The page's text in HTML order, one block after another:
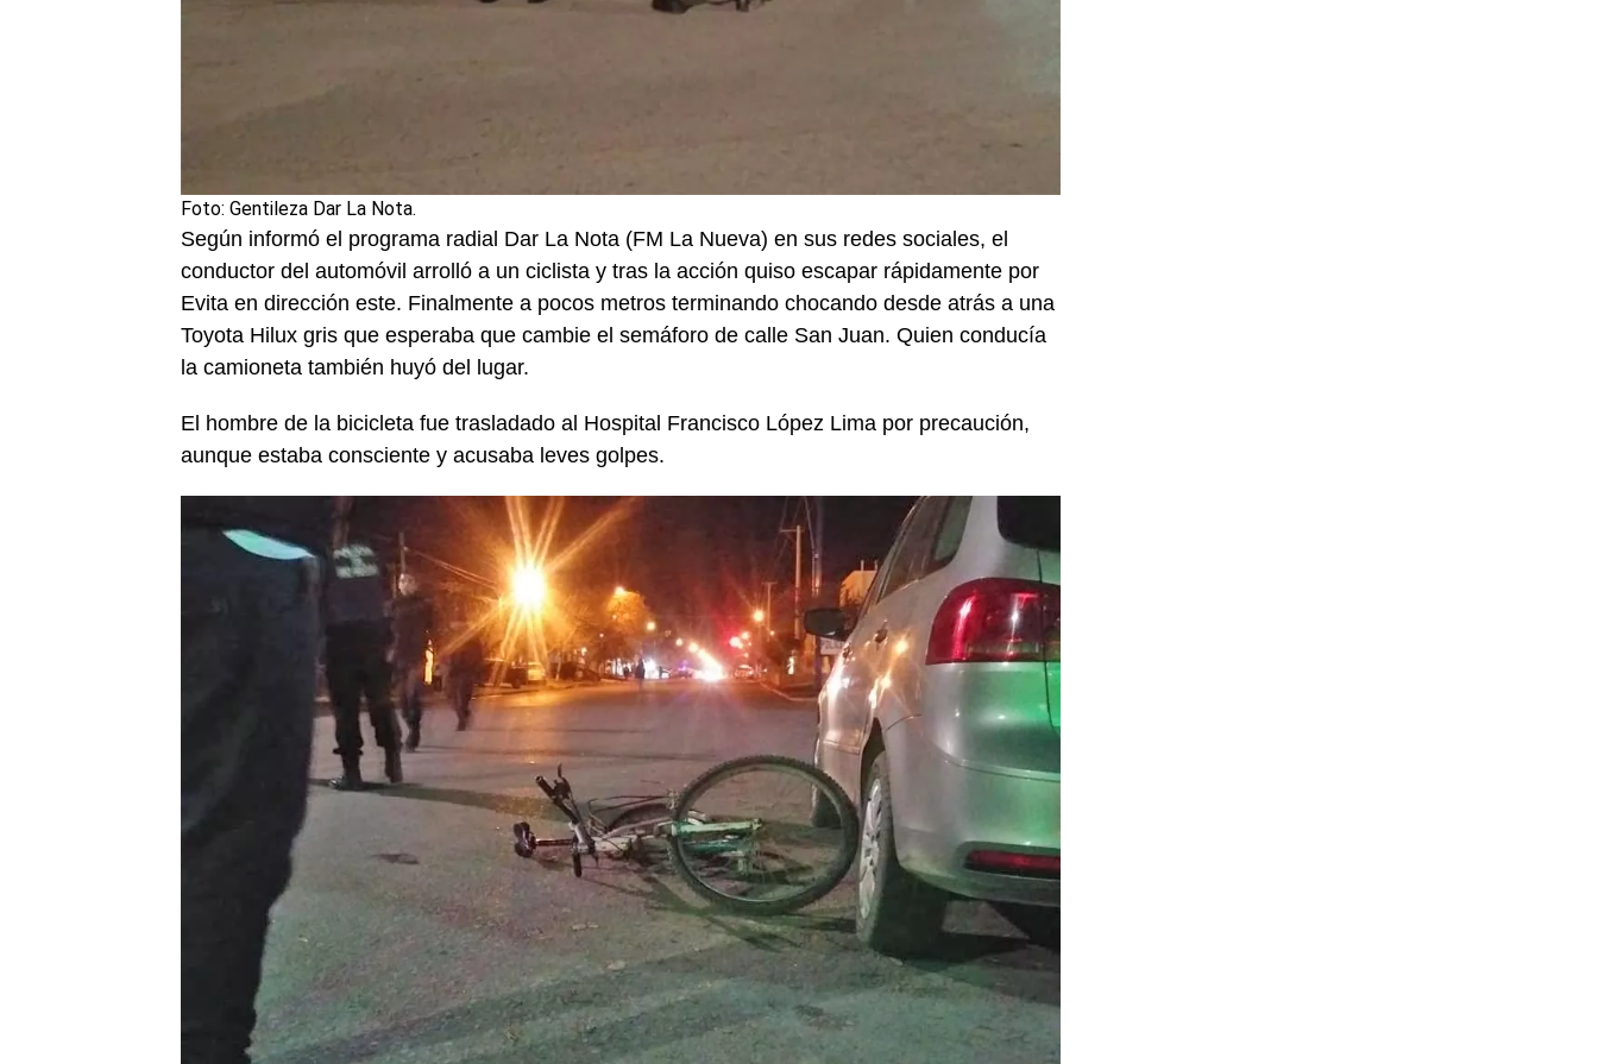
Foto: Gentileza Dar La Nota.
Según informó el programa radial Dar La Nota (FM La Nueva) en sus redes sociales, el
conductor del automóvil arrolló a un ciclista y tras la acción quiso escapar rápidamente por
Evita en dirección este. Finalmente a pocos metros terminando chocando desde atrás a una
Toyota Hilux gris que esperaba que cambie el semáforo de calle San Juan. Quien conducía
la camioneta también huyó del lugar.
El hombre de la bicicleta fue trasladado al Hospital Francisco López Lima por precaución,
aunque estaba consciente y acusaba leves golpes.